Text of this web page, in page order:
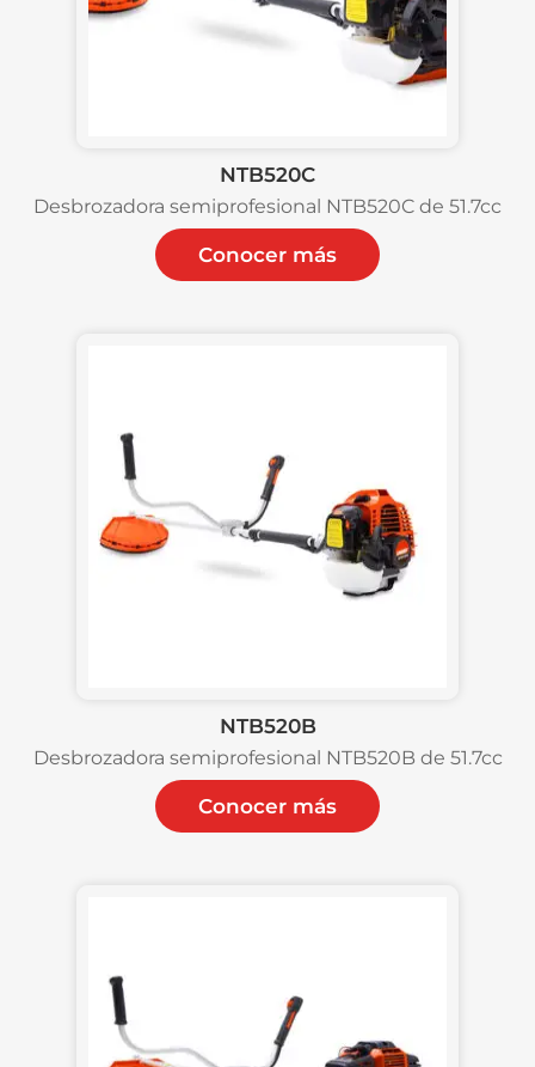
NTB520C
Desbrozadora semiprofesional NTB520C de 51.7cc
Conocer más
NTB520B
Desbrozadora semiprofesional NTB520B de 51.7cc
Conocer más